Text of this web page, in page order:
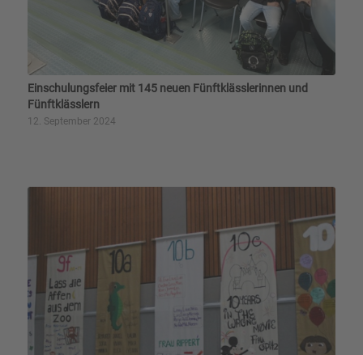
Einschulungsfeier mit 145 neuen Fünftklässlerinnen und
Fünftklässlern
12. September 2024